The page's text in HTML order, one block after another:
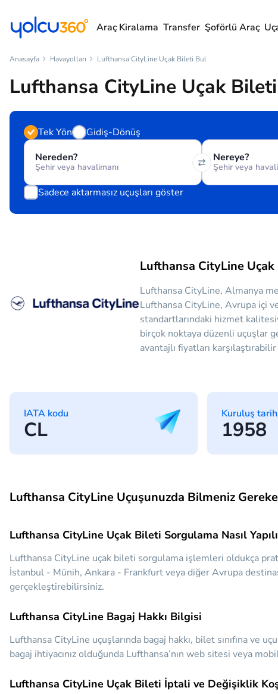
Araç Kiralama Transfer Şoförlü Araç
Anasayfa Havayolları Lufthansa CityLine Uçak Bileti Bul
Lufthansa CityLine Uçak
Tek Yön
Gidiş-Dönüş
Nereden?
Nereye?
Sadece aktarmasız uçuşları göster
Lufthansa CityLine
Lufthansa CityLine, Almanya
Lufthansa CityLine, Avrupa içi
standartlarındaki hizmet
birçok noktaya düzenli uçuşlar
avantajlı fiyatları
IATA kodu
CL
Kuruluş
1958
Lufthansa CityLine Uçuşunuzda Bilmeniz
Lufthansa CityLine Uçak Bileti Sorgulama Nasıl
Lufthansa CityLine uçak bileti sorgulama işlemleri oldukça
İstanbul - Münih, Ankara - Frankfurt veya diğer Avrupa
gerçekleştirebilirsiniz.
Lufthansa CityLine Bagaj Hakkı Bilgisi
Lufthansa CityLine uçuşlarında bagaj hakkı, bilet sınıfına ve
bagaj ihtiyacınız olduğunda Lufthansa’nın web sitesi veya
Lufthansa CityLine Uçak Bileti İptali ve Değişiklik